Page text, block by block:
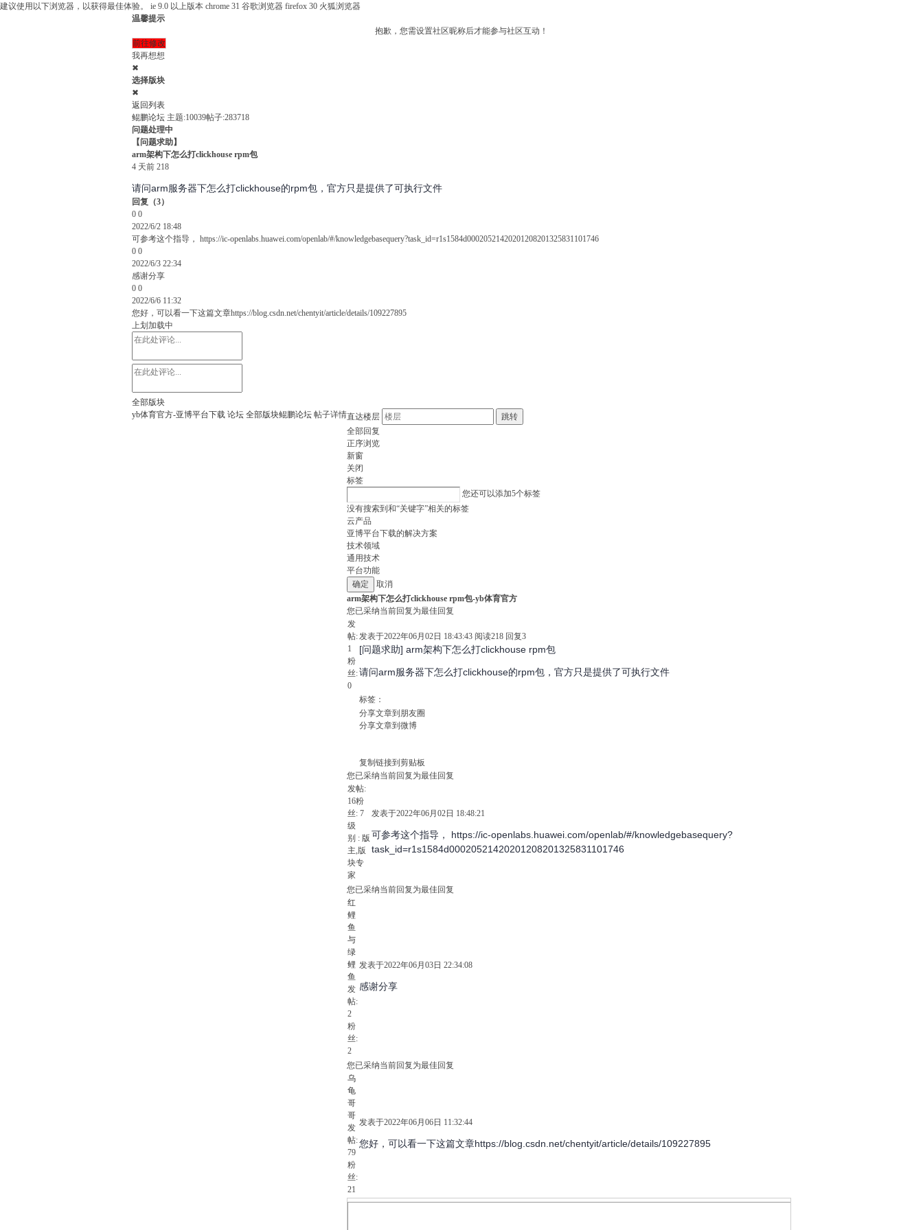
建议使用以下浏览器，以获得最佳体验。 ie 9.0 以上版本 chrome 31 谷歌浏览器 firefox 30 火狐浏览器
温馨提示
抱歉，您需设置社区昵称后才能参与社区互动！
前往修改
我再想想
✖
选择版块
✖
返回列表
鲲鹏论坛 主题:10039帖子:283718
问题处理中
【问题求助】
arm架构下怎么打clickhouse rpm包
4 天前 218
请问arm服务器下怎么打clickhouse的rpm包，官方只是提供了可执行文件
回复 （3）
0 0
2022/6/2 18:48
可参考这个指导， https://ic-openlabs.huawei.com/openlab/#/knowledgebasequery?task_id=r1s1584d00020521420201208201325831101746
0 0
2022/6/3 22:34
感谢分享
0 0
2022/6/6 11:32
您好，可以看一下这篇文章https://blog.csdn.net/chentyit/article/details/109227895
上划加载中
全部版块
yb体育官方-亚博平台下载 论坛 全部版块鲲鹏论坛 帖子详情直达楼层
跳转
全部回复
正序浏览
新窗
关闭
标签
您还可以添加5个标签
没有搜索到和“关键字”相关的标签
云产品
亚博平台下载的解决方案
技术领域
通用技术
平台功能
取消
arm架构下怎么打clickhouse rpm包-yb体育官方
您已采纳当前回复为最佳回复
发
帖:
1
粉
丝:
0
发表于2022年06月02日 18:43:43 阅读218 回复3
[问题求助] arm架构下怎么打clickhouse rpm包
请问arm服务器下怎么打clickhouse的rpm包，官方只是提供了可执行文件
标签：
分享文章到朋友圈
分享文章到微博
复制链接到剪贴板
您已采纳当前回复为最佳回复
发帖:
16粉
丝: 7
级
别 : 版
主,版
块专
家
发表于2022年06月02日 18:48:21
可参考这个指导， https://ic-openlabs.huawei.com/openlab/#/knowledgebasequery?
task_id=r1s1584d00020521420201208201325831101746
您已采纳当前回复为最佳回复
红
鲤
鱼
与
绿
鲤
鱼
发
帖:
2
粉
丝:
2
发表于2022年06月03日 22:34:08
感谢分享
您已采纳当前回复为最佳回复
乌
龟
哥
哥
发
帖:
79
粉
丝:
21
发表于2022年06月06日 11:32:44
您好，可以看一下这篇文章https://blog.csdn.net/chentyit/article/details/109227895